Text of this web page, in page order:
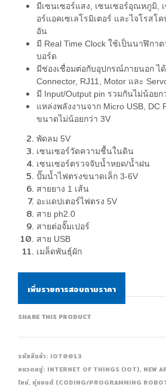
มีเซนเซอร์แสง, เซนเซอร์อุณหภูมิ,
อร์แอคเซเลโรมิเตอร์ และไจโรสโ
อัน
มี Real Time Clock ใช้เป็นนาฬิกา
บอร์ด
มีช่องเชื่อมต่อกับอุปกรณ์ภายนอก ได้
Connector, RJ11, Motor และ
มี Input/Output pin รวมกันไม่น้อยก
แหล่งพลังงานจาก Micro USB, DC
ขนาดไม่น้อยกว่า 3V
พัดลม 5V
เซนเซอร์วัดความชื้นในดิน
เซนเซอร์ตรวจจับน้ำหยด/น้ำฝน
ปั๊มน้ำไฟตรงขนาดเล็ก 3-6V
สายยาง 1 เส้น
อะแดปเตอร์ไฟตรง 5V
สาย ph2.0
สายต่อจั๊มเปอร์
สาย USB
เมล็ดพันธุ์ผัก
เพิ่มรายการสอบถามราคา
SHARE THIS PRODUCT
รหัสสินค้า: IOT0013
หมวดหมู่: INTERNET OF THINGS (IOT), NEW
ใหม่, หุ่นยนต์ (CODING/PROGRAMMING